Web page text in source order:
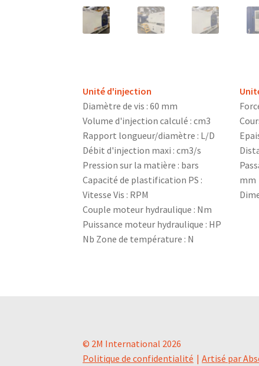
Unité d'injection
Diamètre de vis : 60 mm
Volume d'injection calculé : cm3
Rapport longueur/diamètre : L/D
Débit d'injection maxi : cm3/s
Pression sur la matière : bars
Capacité de plastification PS :
Vitesse Vis : RPM
Couple moteur hydraulique : Nm
Puissance moteur hydraulique : HP
Nb Zone de température : N
mm
© 2M International 2026
Politique de confidentialité
Artisé par